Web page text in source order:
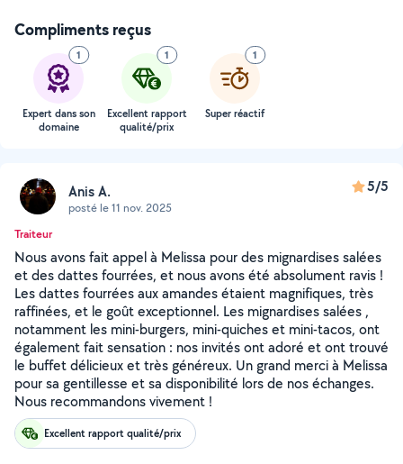
Compliments reçus
1
Expert dans son
domaine
1
Excellent rapport
qualité/prix
1
Super réactif
Anis A.
posté le 11 nov. 2025
5/5
Traiteur
Nous avons fait appel à Melissa pour des mignardises salées
et des dattes fourrées, et nous avons été absolument ravis !
Les dattes fourrées aux amandes étaient magnifiques, très
raffinées, et le goût exceptionnel. Les mignardises salées ,
notamment les mini-burgers, mini-quiches et mini-tacos, ont
également fait sensation : nos invités ont adoré et ont trouvé
le buffet délicieux et très généreux. Un grand merci à Melissa
pour sa gentillesse et sa disponibilité lors de nos échanges.
Nous recommandons vivement !
Excellent rapport qualité/prix